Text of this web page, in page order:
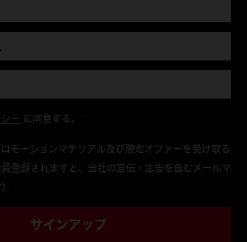
ー に同意する。 *
モーションマテリアル及び限定オファーを受け取る
登録されますと、当社の宣伝・広告を含むメールマ
*
サインアップ